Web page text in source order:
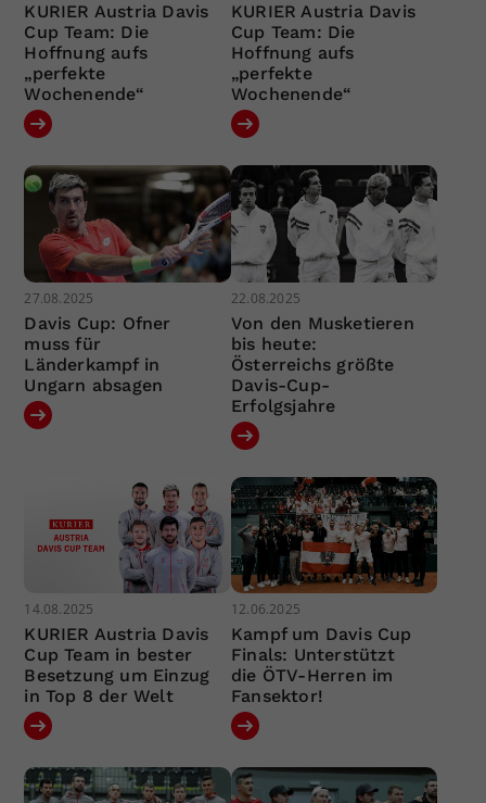
KURIER Austria Davis
Cup Team: Die
Hoffnung aufs
„perfekte
Wochenende“
KURIER Austria Davis
Cup Team: Die
Hoffnung aufs
„perfekte
Wochenende“
27.08.2025
Davis Cup: Ofner
muss für
Länderkampf in
Ungarn absagen
22.08.2025
Von den Musketieren
bis heute:
Österreichs größte
Davis-Cup-
Erfolgsjahre
14.08.2025
KURIER Austria Davis
Cup Team in bester
Besetzung um Einzug
in Top 8 der Welt
12.06.2025
Kampf um Davis Cup
Finals: Unterstützt
die ÖTV-Herren im
Fansektor!